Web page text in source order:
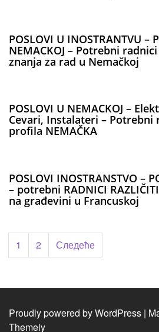
POSLOVI U INOSTRANTVU –
NEMACKOJ – Potrebni
znanja za rad u Nemačkoj
POSLOVI U NEMACKOJ –
Cevari, Instalateri –
profila NEMAČKA
POSLOVI INOSTRANSTVO –
– potrebni RADNICI
na građevini u Francuskoj
Пагинација
чланака
1 2 Следеће
Proudly powered by WordPress |
Themely